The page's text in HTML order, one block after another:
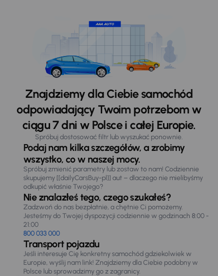
Znajdziemy dla Ciebie samochód
odpowiadający Twoim potrzebom w
ciągu 7 dni w Polsce i całej Europie.
Spróbuj dostosować filtr lub wyszukać ponownie.
Podaj nam kilka szczegółów, a zrobimy
wszystko, co w naszej mocy.
Spróbuj zmienić parametry lub zostaw to nam! Codziennie
skupujemy [[dailyCarsBuy-pl]] aut – dlaczego nie mielibyśmy
odkupić właśnie Twojego?
Nie znalazłeś tego, czego szukałeś?
Zadzwoń do nas bezpłatnie, a chętnie Ci pomożemy.
Jesteśmy do Twojej dyspozycji codziennie w godzinach 8:00 -
21:00
800 033 000
Transport pojazdu
Jeśli interesuje Cię konkretny samochód gdziekolwiek w
Europie, wyślij nam link! Znajdziemy dla Ciebie podobny w
Polsce lub sprowadzimy go z zagranicy.